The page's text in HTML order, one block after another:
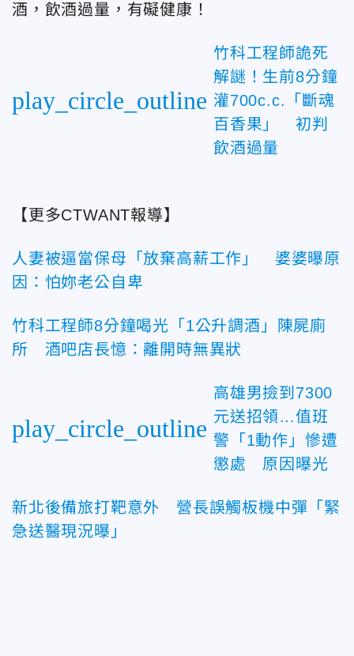
酒，飲酒過量，有礙健康！
play_circle_outline
竹科工程師詭死
解謎！生前8分鐘
灌700c.c.「斷魂
百香果」 初判
飲酒過量
【更多CTWANT報導】
人妻被逼當保母「放棄高薪工作」 婆婆曝原
因：怕妳老公自卑
竹科工程師8分鐘喝光「1公升調酒」陳屍廁
所 酒吧店長憶：離開時無異狀
play_circle_outline
高雄男撿到7300
元送招領…值班
警「1動作」慘遭
懲處 原因曝光
新北後備旅打靶意外 營長誤觸板機中彈「緊
急送醫現況曝」